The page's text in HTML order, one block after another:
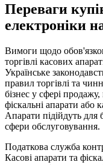
Переваги
електроніки
Вимоги щодо
торгівлі касових
Українське
правил торгівлі та
бізнес у сфері
фіскальні апарати або
Апарати підійдуть для
сфери обслуговування.
Податкова служба
Касові апарати та